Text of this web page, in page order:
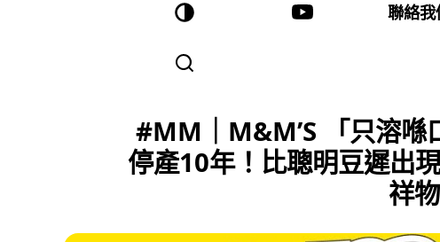
聯絡我
#MM｜M&M’S 「只溶喺
停產10年！比聰明豆遲出
祥